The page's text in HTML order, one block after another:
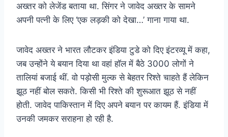
अख्तर को लेजेंड बताया था. सिंगर ने जावेद अख्तर के सामने
अपनी पत्नी के लिए ‘एक लड़की को देखा…’ गाना गाया था.
जावेद अख्तर ने भारत लौटकर इंडिया टुडे को दिए इंटरव्यू में कहा,
जब उन्होंने ये बयान दिया था वहां हॉल में बैठे 3000 लोगों ने
तालियां बजाई थीं. वो पड़ोसी मुल्क से बेहतर रिश्ते चाहते हैं लेकिन
झूठ नहीं बोल सकते. किसी भी रिश्ते की शुरूआत झूठ से नहीं
होती. जावेद पाकिस्तान में दिए अपने बयान पर कायम हैं. इंडिया में
उनकी जमकर सराहना हो रही है.